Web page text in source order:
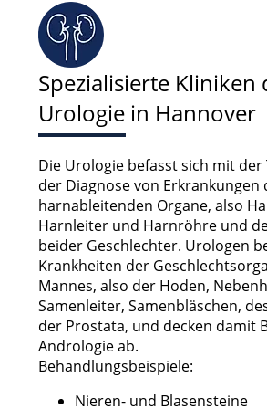
Spezialisierte Kliniken
Urologie in Hannover
Die Urologie befasst sich mit
der Diagnose von Erkrankungen
harnableitenden Organe, also
Harnleiter und Harnröhre und
beider Geschlechter. Urologen
Krankheiten der
Mannes, also der Hoden,
Samenleiter, Samenbläschen,
der Prostata, und decken damit
Andrologie ab.
Behandlungsbeispiele:
Nieren- und Blasensteine